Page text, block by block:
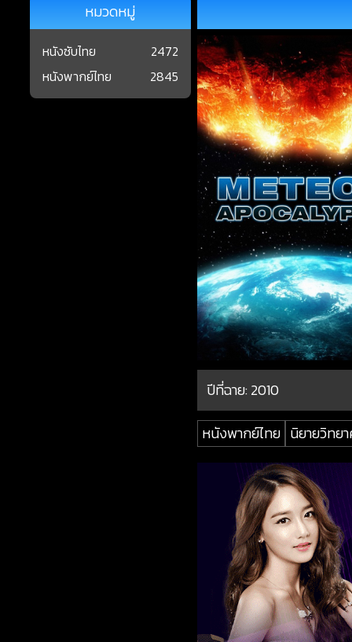
ปีที่ฉาย:2010
หนังพากย์ไทย นิยายวิทย
หมวดหมู่
หนังซับไทย
2472
หนังพากย์ไทย
2845